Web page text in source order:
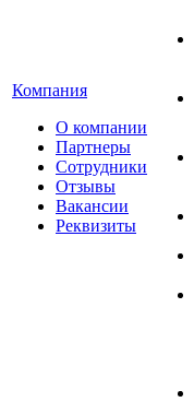
Компания
О компании
Партнеры
Сотрудники
Отзывы
Вакансии
Реквизиты